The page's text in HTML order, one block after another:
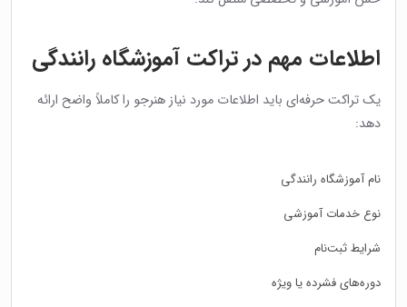
اطلاعات مهم در تراکت آموزشگاه رانندگی
یک تراکت حرفه‌ای باید اطلاعات مورد نیاز هنرجو را کاملاً واضح ارائه
دهد:
نام آموزشگاه رانندگی
نوع خدمات آموزشی
شرایط ثبت‌نام
دوره‌های فشرده یا ویژه